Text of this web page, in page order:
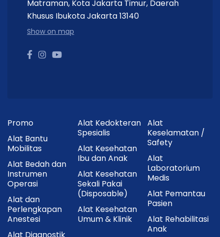
produk atau buku petunjuk yang
disertakan.
Isi Dalam Kemasan
Kabel daya.
Buku petunjuk penggunaan (jika tersedia).
Cara Penggunaan
Isi sterilisator dengan air sesuai batas yang
dianjurkan.
Letakkan instrumen medis yang telah dibersihkan
Matraman, Kota Jakarta Timur, Daerah
Khusus Ibukota Jakarta 13140
Show on map
Promo
Alat Bantu
Mobilitas
Alat Bedah dan
Instrumen
Operasi
Alat dan
Perlengkapan
Anestesi
Alat Kedokteran
Spesialis
Alat Kesehatan
Ibu dan Anak
Alat Kesehatan
Sekali Pakai
(Disposable)
Alat Kesehatan
Umum & Klinik
Alat
Keselamatan /
Safety
Alat
Laboratorium
Medis
Alat Pemantau
Pasien
Alat Rehabilitasi
Anak